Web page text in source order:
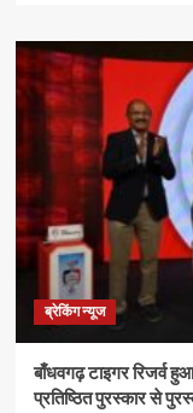
ब्रेकिंग न्यूज
बाँधवगढ़ टाइगर रिजर्व
प्रतिष्ठित पुरस्कार से